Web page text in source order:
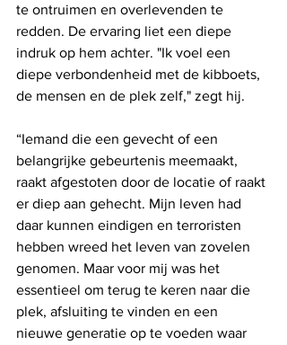
te ontruimen en overlevenden te
redden. De ervaring liet een diepe
indruk op hem achter. "Ik voel een
diepe verbondenheid met de kibboets,
de mensen en de plek zelf," zegt hij.
“Iemand die een gevecht of een
belangrijke gebeurtenis meemaakt,
raakt afgestoten door de locatie of raakt
er diep aan gehecht. Mijn leven had
daar kunnen eindigen en terroristen
hebben wreed het leven van zovelen
genomen. Maar voor mij was het
essentieel om terug te keren naar die
plek, afsluiting te vinden en een
nieuwe generatie op te voeden waar